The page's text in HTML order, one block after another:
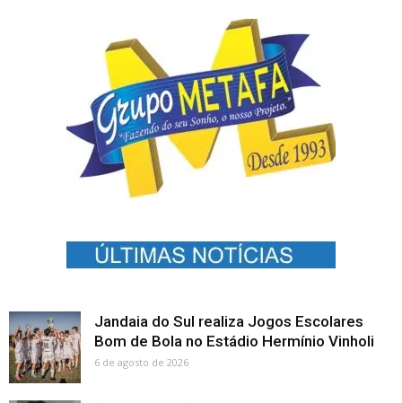
Jandaia do Sul realiza Jogos Escolares
Bom de Bola no Estádio Hermínio Vinholi
6 de agosto de 2026